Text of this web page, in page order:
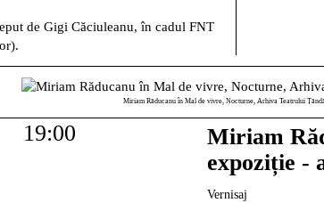
de Gigi Căciuleanu, în cadul FNT
Miriam Răducanu în Mal de vivre, Nocturne, Arhiva Teatrului
19:00
Miriam
expoziție -
Vernisaj